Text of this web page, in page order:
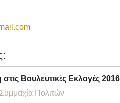
στις Βουλευτικές Εκλογές 2016
Συμμαχία Πολιτών